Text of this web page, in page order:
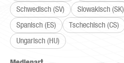
Schwedisch (SV)
Slowakisch (SK)
Spanisch (ES)
Tschechisch (CS)
Ungarisch (HU)